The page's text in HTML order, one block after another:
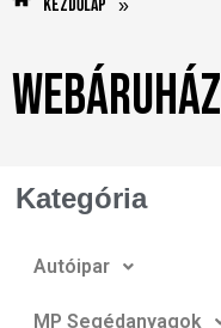
Kezdőlap »
Webáruház
Kategória
Autóipar
MP Segédanyagok